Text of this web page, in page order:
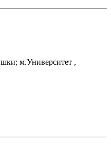
м.Университет ,